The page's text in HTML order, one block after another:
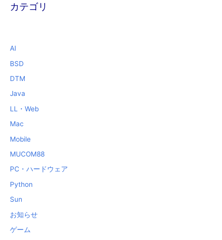
カテゴリ
AI
BSD
DTM
Java
LL・Web
Mac
Mobile
MUCOM88
PC・ハードウェア
Python
Sun
お知らせ
ゲーム